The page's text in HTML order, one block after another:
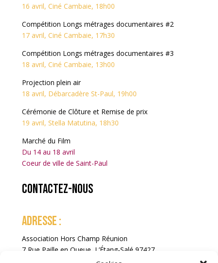
16 avril, Ciné Cambaie, 18h00
Compétition Longs métrages documentaires #2
17 avril, Ciné Cambaie, 17h30
Compétition Longs métrages documentaires #3
18 avril, Ciné Cambaie, 13h00
Projection plein air
18 avril, Débarcadère St-Paul, 19h00
Cérémonie de Clôture et Remise de prix
19 avril, Stella Matutina, 18h30
Marché du Film
Du 14 au 18 avril
Coeur de ville de Saint-Paul
Contactez-nous
ADRESSE :
Association Hors Champ Réunion
7 Rue Paille en Queue, L’Étang-Salé 97427